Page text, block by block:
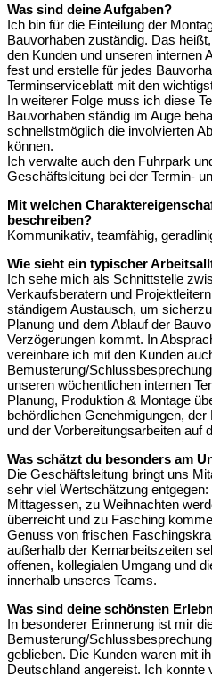
Was sind deine Aufgaben?
Ich bin für die Einteilung der
Bauvorhaben zuständig. Das
den Kunden und unseren internen
fest und erstelle für jedes
Terminserviceblatt mit den
In weiterer Folge muss ich diese
Bauvorhaben ständig im Auge
schnellstmöglich die involvierten
können.
Ich verwalte auch den Fuhrpark
Geschäftsleitung bei der Termin-
Mit welchen
beschreiben?
Kommunikativ, teamfähig,
Wie sieht ein typischer
Ich sehe mich als Schnittstelle
Verkaufsberatern und
ständigem Austausch, um
Planung und dem Ablauf der
Verzögerungen kommt. In
vereinbare ich mit den Kunden
Bemusterung/
unseren wöchentlichen internen
Planung, Produktion & Montage
behördlichen Genehmigungen,
und der Vorbereitungsarbeiten auf
Was schätzt du besonders am
Die Geschäftsleitung bringt uns
sehr viel Wertschätzung
Mittagessen, zu Weihnachten
überreicht und zu Fasching
Genuss von frischen
außerhalb der Kernarbeitszeiten
offenen, kollegialen Umgang und
innerhalb unseres Teams.
Was sind deine schönsten
In besonderer Erinnerung ist mir
Bemusterung/
geblieben. Die Kunden waren mit
Deutschland angereist. Ich konnte